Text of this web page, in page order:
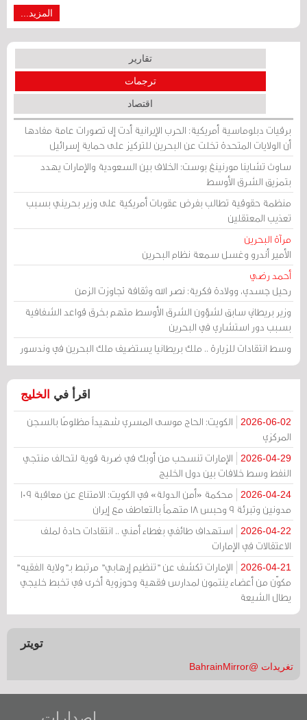
المزيد...
تقارير
ترجمات
اقتصاد
برقيات دبلوماسية أمريكية: الحرب الإيرانية أدت إلى تصورات عامة مفادها
أن الولايات المتحدة تخلت عن البحرين للتركيز على حماية إسرائيل
ساوث تشاينا مورنينغ بوست: الخلاف بين السعودية والإمارات يهدد
بتمزيق الشرق الأوسط
منظمة حقوقية تطالب بفرض عقوبات أمريكية على وزير بحريني بسبب
تعذيب المعتقلين
مرآة البحرين
الأمير أندرو وغسل سمعة نظام البحرين
أحمد رضي
رحيل جسدي، وولادة فكرية: نصر الله وثقافة تجاوزت الزمن
وزير بريطاني سابق لشؤون الشرق الأوسط متهم بخرق قواعد الشفافية
بسبب دور استشاري في البحرين
وسط انتقادات للزيارة .. ملك بريطانيا يستضيف ملك البحرين في وندسور
اقرأ في الخليج
2026-06-02
الكويت: الحاج موسى المسري شهيداً مظلومًا بالسجن
المركزي
2026-04-29
الإمارات تنسحب من أوبك في ضربة قوية لتحالف منتجي
النفط وسط خلافات بين دول الخليج
2026-04-24
محكمة «أمن الدولة» في الكويت: الامتناع عن معاقبة 109
مدونين وتبرئة 9 وحبس 18 متهماً بالتعاطف مع إيران
2026-04-22
استهداف طائفي بغطاء أمني .. انتقادات حادة لملف
الاعتقالات في الإمارات
2026-04-21
الإمارات تكشف عن "تنظيم إرهابي" مرتبط بـ"ولاية الفقيه"
مكوّن من أعضاء ينتمون لمدارس فقهية وحوزوية أخرى في تخبط خليجي
يطال الشيعة
تويتر
تغريدات @BahrainMirror